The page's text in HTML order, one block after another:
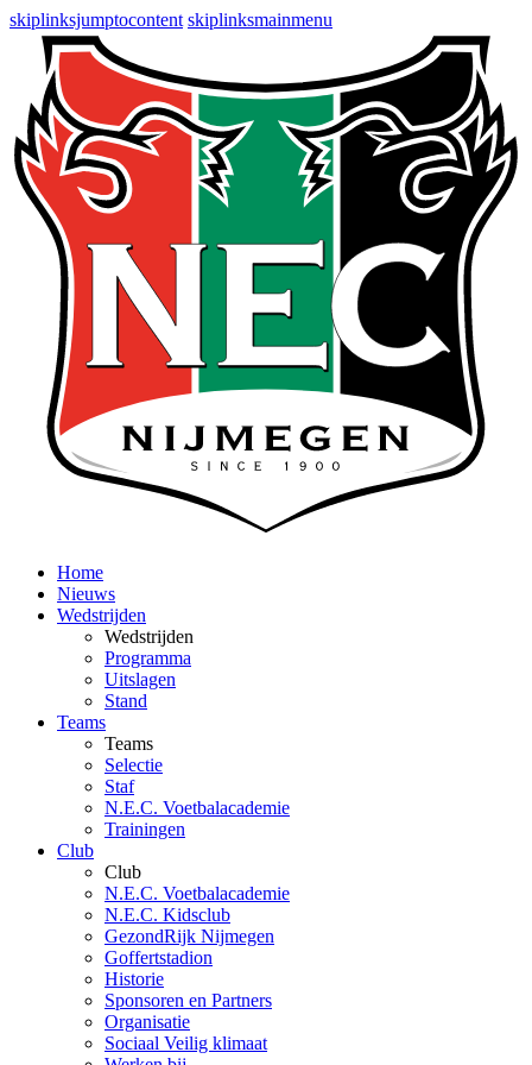
skiplinksjumptocontent skiplinksmainmenu
Home
Nieuws
Wedstrijden
Wedstrijden
Programma
Uitslagen
Stand
Teams
Teams
Selectie
Staf
N.E.C. Voetbalacademie
Trainingen
Club
Club
N.E.C. Voetbalacademie
N.E.C. Kidsclub
GezondRijk Nijmegen
Goffertstadion
Historie
Sponsoren en Partners
Organisatie
Sociaal Veilig klimaat